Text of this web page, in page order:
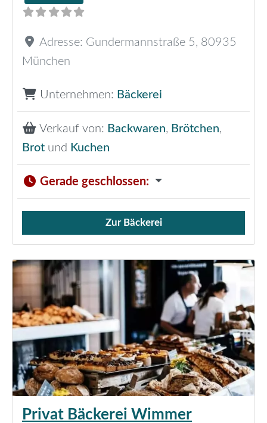
Adresse: Gundermannstraße 5, 80935
München
Unternehmen: Bäckerei
Verkauf von: Backwaren, Brötchen,
Brot und Kuchen
Gerade geschlossen:
Verkauf von Brötchen,
Zur Bäckerei
Privat Bäckerei Wimmer